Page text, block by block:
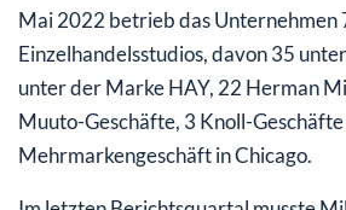
Mai 2022 betrieb das Unternehmen
Einzelhandelsstudios, davon 35
unter der Marke HAY, 22 Herman
Muuto-Geschäfte, 3 Knoll-
Mehrmarkengeschäft in Chicago.